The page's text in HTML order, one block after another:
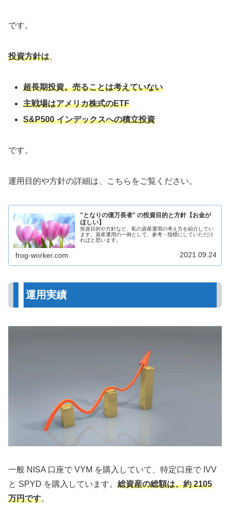
です。
投資方針は、
超長期投資。売ることは考えていない
主戦場はアメリカ株式のETF
S&P500 インデックスへの積立投資
です。
運用目的や方針の詳細は、こちらをご覧ください。
"となりの億万長者" の投資目的と方針【お金が
ほしい】
投資目的や方針など、私の資産運用の考え方を紹介してい
ます。資産運用の一例として、参考・指標にしていただけ
ればと思います。
frog-worker.com 2021.09.24
運用実績
一般 NISA 口座で VYM を購入していて、特定口座で IVV
と SPYD を購入しています。 総資産の総額は、約 2105
万円です。